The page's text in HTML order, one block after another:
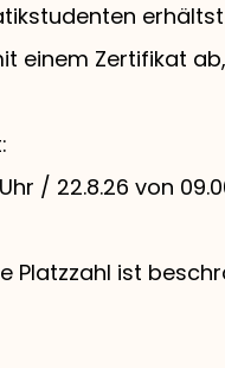
einem Zertifikat
/ 22.8.26 von
Platzzahl ist